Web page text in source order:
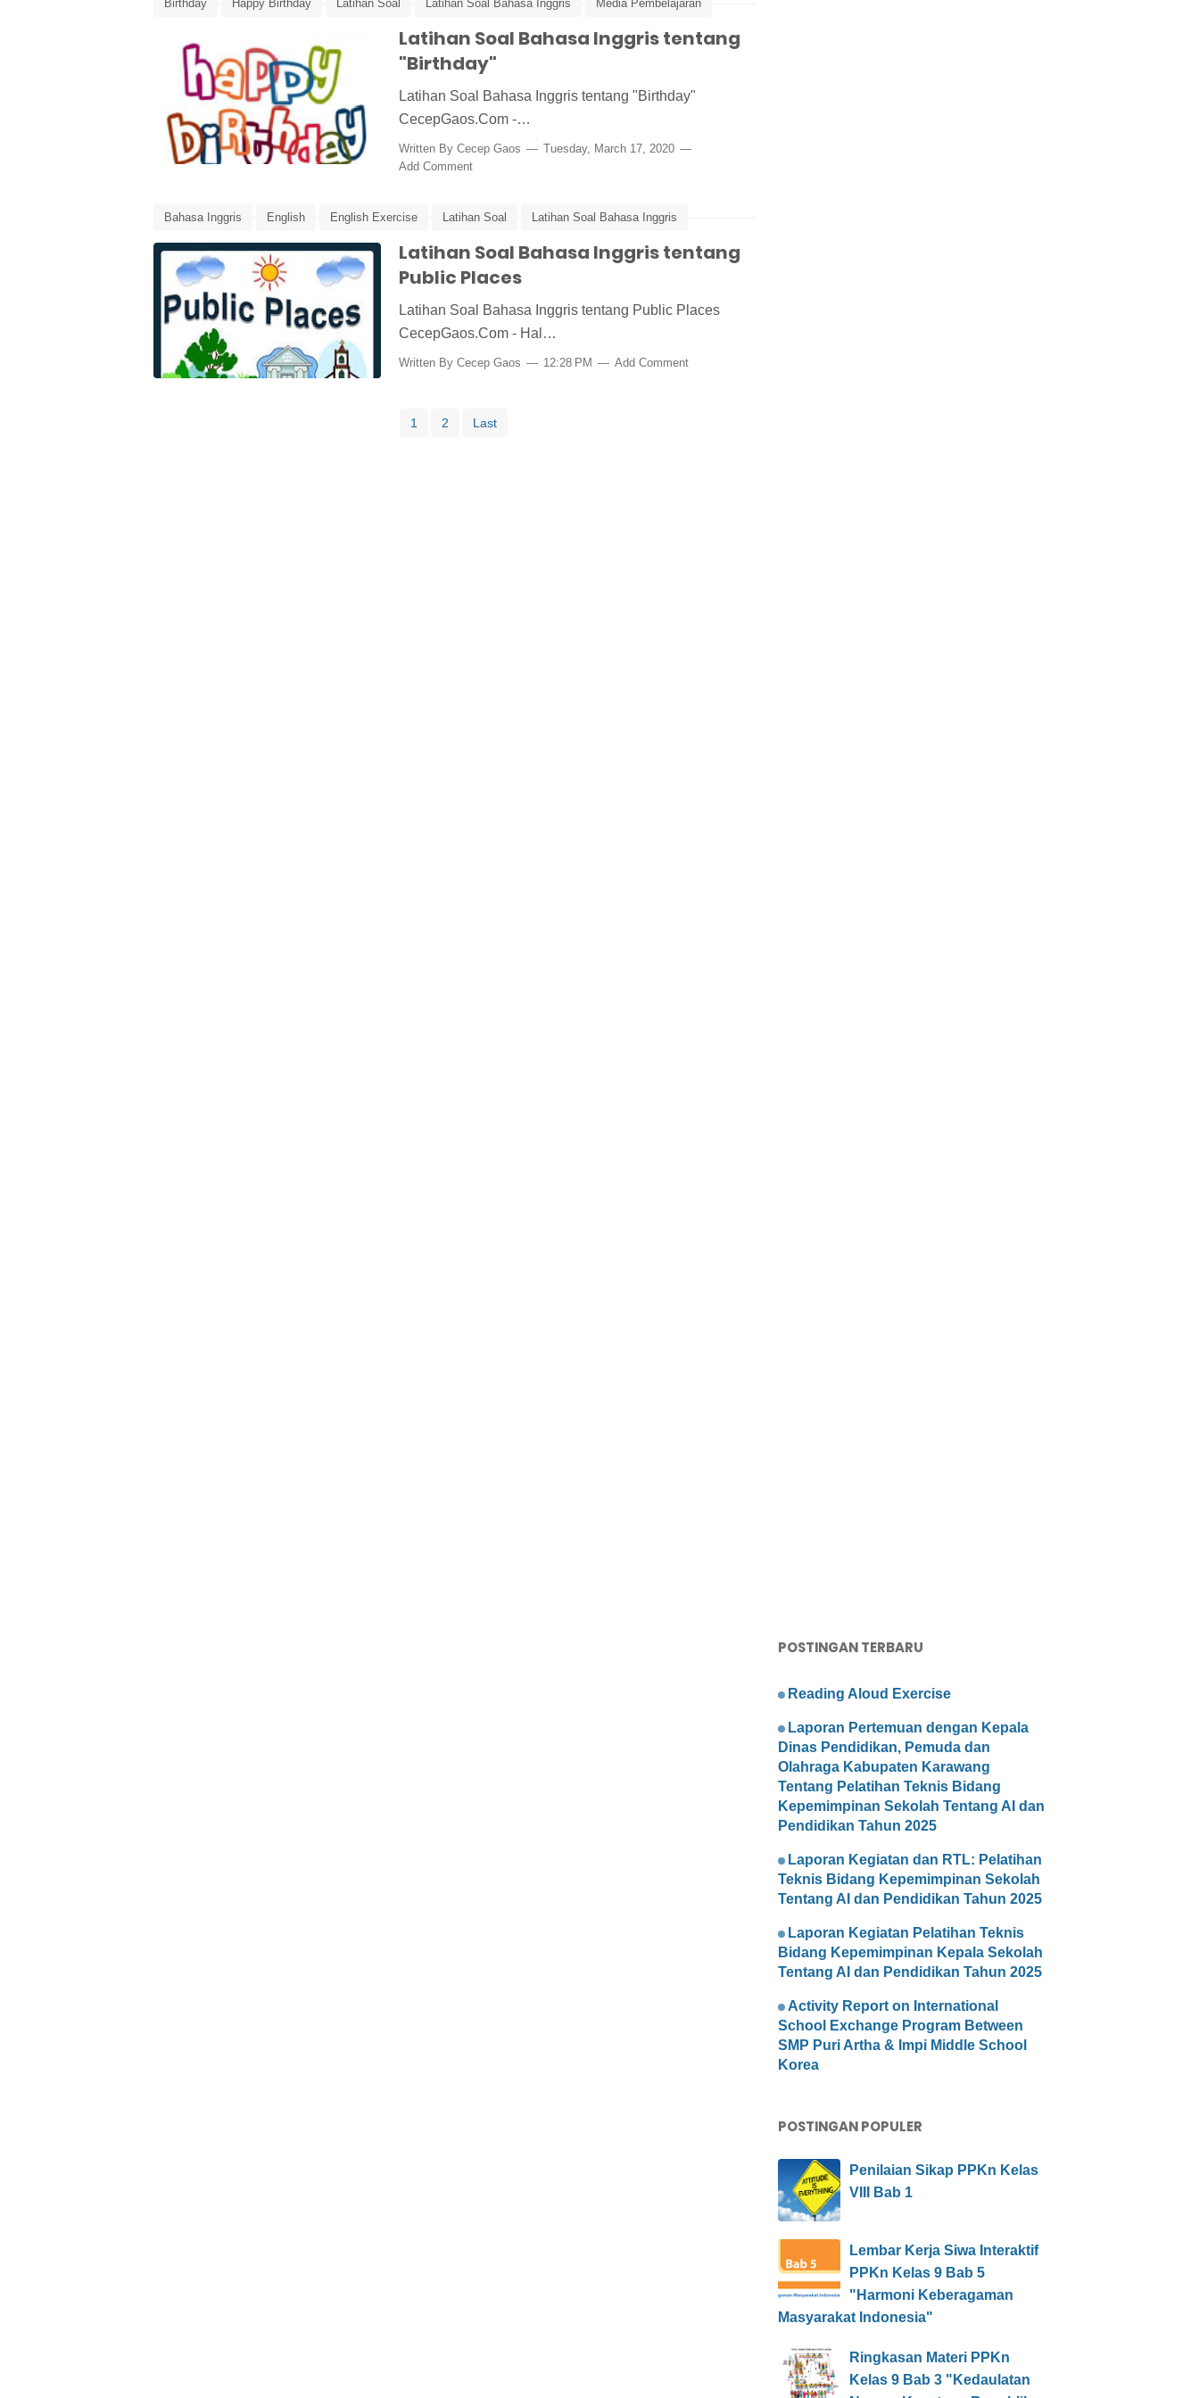
Birthday Happy Birthday Latihan Soal Latihan Soal Bahasa Inggris Media Pembelajaran
Latihan Soal Bahasa Inggris tentang
"Birthday"
Latihan Soal Bahasa Inggris tentang "Birthday"
CecepGaos.Com -…
Written By Cecep Gaos
Tuesday, March 17, 2020
Add Comment
Bahasa Inggris English English Exercise Latihan Soal Latihan Soal Bahasa Inggris
Pembelajaran
Latihan Soal Bahasa Inggris tentang
Public Places
Latihan Soal Bahasa Inggris tentang Public Places
CecepGaos.Com - Hal…
Written By Cecep Gaos 12:28 PM Add Comment
1 2 Last
POSTINGAN TERBARU
Reading Aloud Exercise
Laporan Pertemuan dengan Kepala
Dinas Pendidikan, Pemuda dan
Olahraga Kabupaten Karawang
Tentang Pelatihan Teknis Bidang
Kepemimpinan Sekolah Tentang AI dan
Pendidikan Tahun 2025
Laporan Kegiatan dan RTL: Pelatihan
Teknis Bidang Kepemimpinan Sekolah
Tentang AI dan Pendidikan Tahun 2025
Laporan Kegiatan Pelatihan Teknis
Bidang Kepemimpinan Kepala Sekolah
Tentang AI dan Pendidikan Tahun 2025
Activity Report on International
School Exchange Program Between
SMP Puri Artha & Impi Middle School
Korea
POSTINGAN POPULER
Penilaian Sikap PPKn Kelas
VIII Bab 1
Lembar Kerja Siwa Interaktif
PPKn Kelas 9 Bab 5
"Harmoni Keberagaman
Masyarakat Indonesia"
Ringkasan Materi PPKn
Kelas 9 Bab 3 "Kedaulatan